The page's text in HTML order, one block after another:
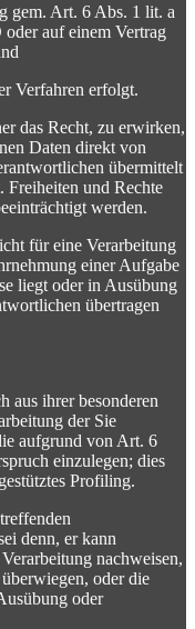
gem. Art. 6 Abs. 1 lit. a
auf einem Vertrag
Verfahren erfolgt.
das Recht, zu erwirken,
Daten direkt von
übermittelt
Freiheiten und Rechte
werden.
für eine Verarbeitung
einer Aufgabe
liegt oder in Ausübung
übertragen
aus ihrer besonderen
der Sie
aufgrund von Art. 6
einzulegen; dies
Profiling.
denn, er kann
nachweisen,
oder die
oder